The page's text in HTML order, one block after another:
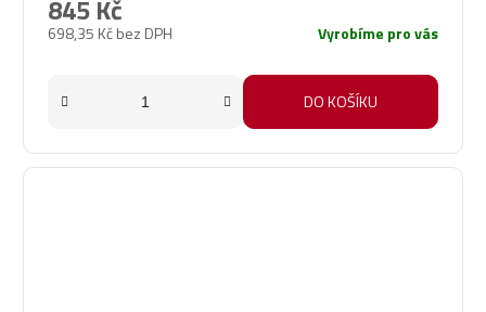
698,35 Kč bez DPH
845 Kč
Vyrobíme pro vás
DO KOŠÍKU